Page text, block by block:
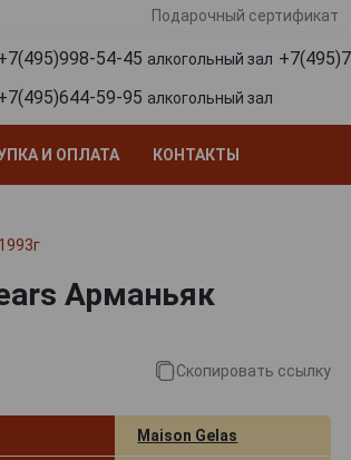
Подарочный сертификат
54-45 алкогольный зал
59-95 алкогольный зал
И ОПЛАТА КОНТАКТЫ
Арманьяк
Скопировать ссылку
Maison Gelas